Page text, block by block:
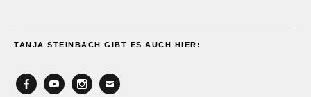
TANJA STEINBACH GIBT ES AUCH HIER: